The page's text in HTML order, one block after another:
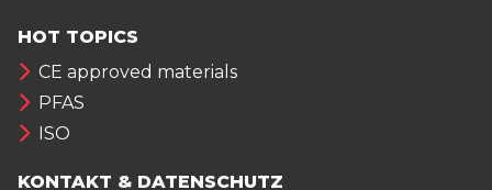
HOT TOPICS
CE approved materials
PFAS
ISO
KONTAKT & DATENSCHUTZ